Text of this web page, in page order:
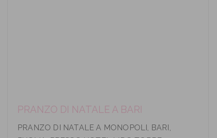
PRANZO DI NATALE A BARI
PRANZO DI NATALE A MONOPOLI, BARI,